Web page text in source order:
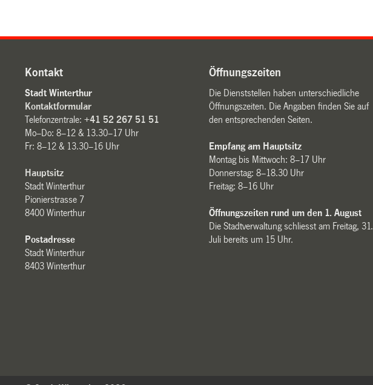
Kontakt
Stadt Winterthur
Kontaktformular
Telefonzentrale:+41 52 267 51 51
Mo–Do: 8–12 & 13.30–17 Uhr
Fr: 8–12 & 13.30–16 Uhr
Hauptsitz
Stadt Winterthur
Pionierstrasse 7
8400 Winterthur
Postadresse
Stadt Winterthur
8403 Winterthur
Öffnungszeiten
Die Dienststellen haben unterschiedliche
Öffnungszeiten. Die Angaben finden Sie auf
den entsprechenden Seiten.
Empfang am Hauptsitz
Montag bis Mittwoch: 8–17 Uhr
Donnerstag: 8–18.30 Uhr
Freitag: 8–16 Uhr
Öffnungszeiten rund um den 1. August
Die Stadtverwaltung schliesst am Freitag, 31.
Juli bereits um 15 Uhr.